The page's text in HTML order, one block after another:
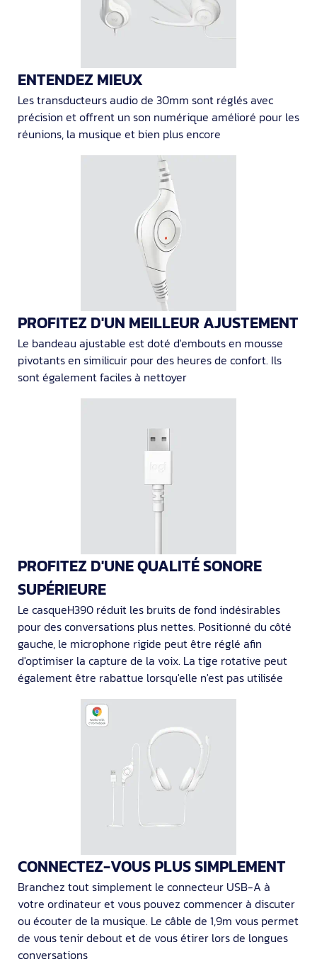
ENTENDEZ MIEUX
Les transducteurs audio de 30mm sont réglés avec
précision et offrent un son numérique amélioré pour les
réunions, la musique et bien plus encore
PROFITEZ D'UN MEILLEUR AJUSTEMENT
Le bandeau ajustable est doté d'embouts en mousse
pivotants en similicuir pour des heures de confort. Ils
sont également faciles à nettoyer
PROFITEZ D'UNE QUALITÉ SONORE
SUPÉRIEURE
Le casqueH390 réduit les bruits de fond indésirables
pour des conversations plus nettes. Positionné du côté
gauche, le microphone rigide peut être réglé afin
d'optimiser la capture de la voix. La tige rotative peut
également être rabattue lorsqu'elle n'est pas utilisée
CONNECTEZ-VOUS PLUS SIMPLEMENT
Branchez tout simplement le connecteur USB-A à
votre ordinateur et vous pouvez commencer à discuter
ou écouter de la musique. Le câble de 1,9m vous permet
de vous tenir debout et de vous étirer lors de longues
conversations